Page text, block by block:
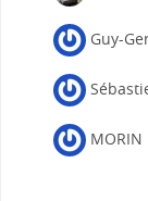
Guy-
MORIN